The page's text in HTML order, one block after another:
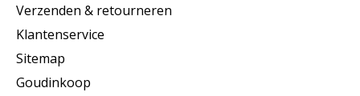
Verzenden & retourneren
Klantenservice
Sitemap
Goudinkoop